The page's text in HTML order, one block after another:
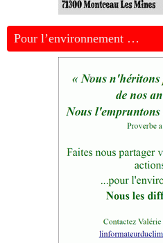
Pour l’environnement …